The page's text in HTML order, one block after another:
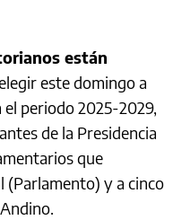
están
este domingo a
periodo 2025-2029,
de la Presidencia
que
(Parlamento) y a cinco